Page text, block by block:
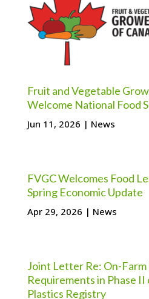
Fruit and Vegetable
Welcome National Food
Jun 11, 2026 | News
FVGC Welcomes Food
Spring Economic Update
Apr 29, 2026 | News
Joint Letter Re: On-
Requirements in Phase
Plastics Registry